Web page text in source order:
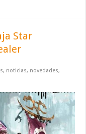
Star
, noticias, novedades,